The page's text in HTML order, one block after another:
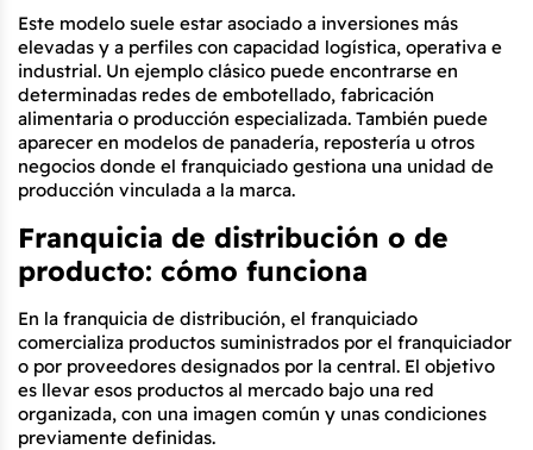
Este modelo suele estar asociado a inversiones más
elevadas y a perfiles con capacidad logística, operativa e
industrial. Un ejemplo clásico puede encontrarse en
determinadas redes de embotellado, fabricación
alimentaria o producción especializada. También puede
aparecer en modelos de panadería, repostería u otros
negocios donde el franquiciado gestiona una unidad de
producción vinculada a la marca.
Franquicia de distribución o de
producto: cómo funciona
En la franquicia de distribución, el franquiciado
comercializa productos suministrados por el franquiciador
o por proveedores designados por la central. El objetivo
es llevar esos productos al mercado bajo una red
organizada, con una imagen común y unas condiciones
previamente definidas.